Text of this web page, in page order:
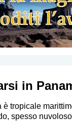
in
è tropicale
spesso